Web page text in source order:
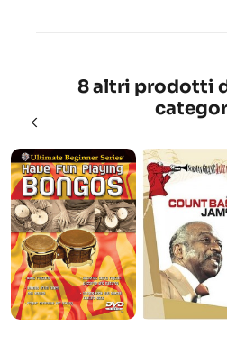
8 altri prodotti